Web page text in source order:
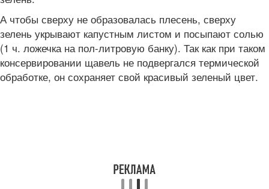
А чтобы сверху не образовалась плесень, сверху
зелень укрывают капустным листом и посыпают солью
(1 ч. ложечка на пол-литровую банку). Так как при таком
консервировании щавель не подвергался термической
обработке, он сохраняет свой красивый зеленый цвет.